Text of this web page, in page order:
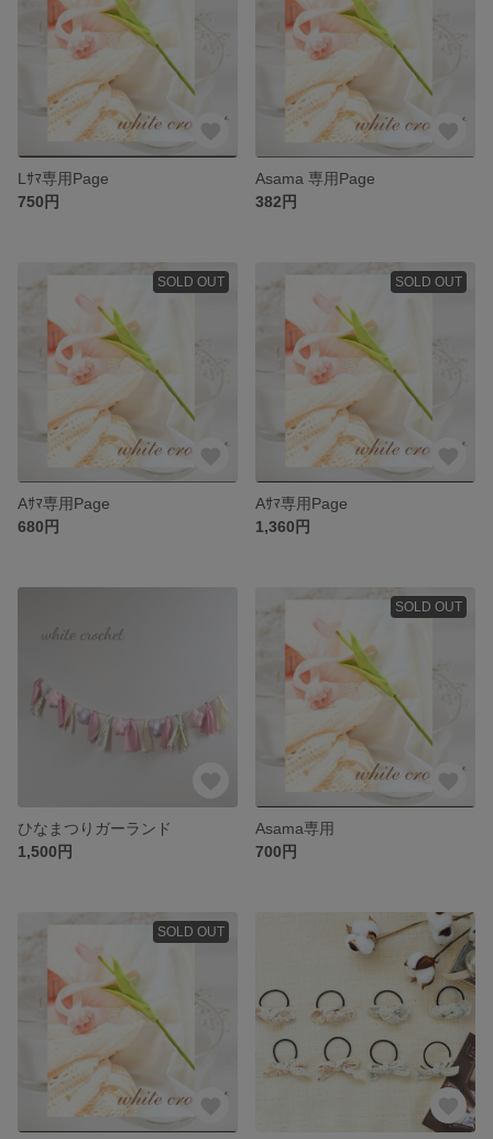
Lｻﾏ専用Page
750円
Asama 専用Page
382円
SOLD OUT
Aｻﾏ専用Page
680円
SOLD OUT
Aｻﾏ専用Page
1,360円
ひなまつりガーランド
1,500円
SOLD OUT
Asama専用
700円
SOLD OUT